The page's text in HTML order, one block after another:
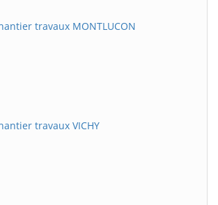
travaux MONTLUCON
travaux VICHY